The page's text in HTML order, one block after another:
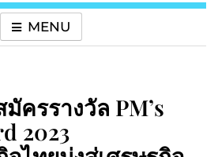
MENU
รรางวัล PM’s
2023